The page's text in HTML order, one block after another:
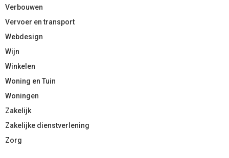
Verbouwen
Vervoer en transport
Webdesign
Wijn
Winkelen
Woning en Tuin
Woningen
Zakelijk
Zakelijke dienstverlening
Zorg